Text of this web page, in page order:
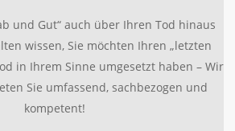
und Gut“ auch über Ihren Tod hinaus
wissen, Sie möchten Ihren „letzten
in Ihrem Sinne umgesetzt haben – Wir
Sie umfassend, sachbezogen und
kompetent!